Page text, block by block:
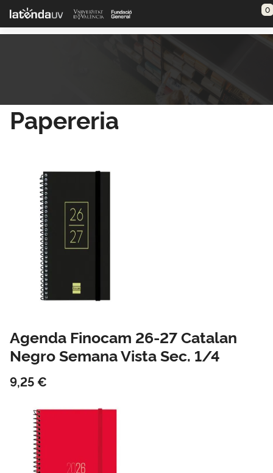
Saltar al contenido principal 0
Papereria
Agenda Finocam 26-27 Catalan
Negro Semana Vista Sec. 1/4
9,25 €